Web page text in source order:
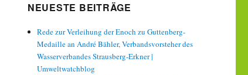
NEUESTE BEITRÄGE
Rede zur Verleihung der Enoch zu Guttenberg-
Medaille an André Bähler, Verbandsvorsteher des
Wasserverbandes Strausberg-Erkner |
Umweltwatchblog